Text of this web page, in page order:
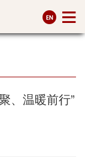
、温暖前行”